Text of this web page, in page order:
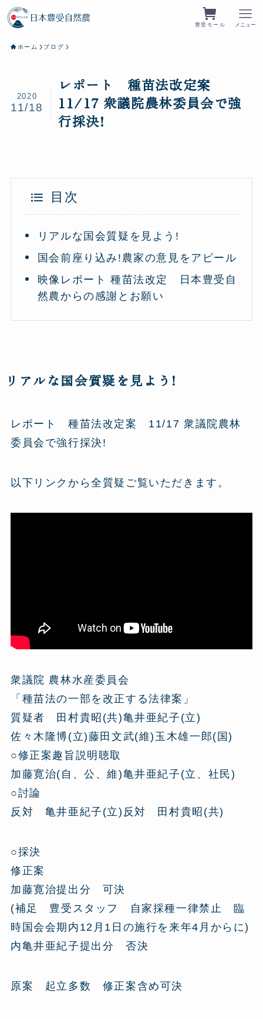
豊受モール メニュー
ホーム ブログ
レポート 種苗法改定案
11/17 衆議院農林委員会で強
行採決!
2020
11/18
目次
リアルな国会質疑を見よう!
国会前座り込み!農家の意見をアピール
映像レポート 種苗法改定 日本豊受自
然農からの感謝とお願い
リアルな国会質疑を見よう!
レポート 種苗法改定案 11/17 衆議院農林
委員会で強行採決!
以下リンクから全質疑ご覧いただきます。
衆議院 農林水産委員会
「種苗法の一部を改正する法律案」
質疑者 田村貴昭(共)亀井亜紀子(立)
佐々木隆博(立)藤田文武(維)玉木雄一郎(国)
○修正案趣旨説明聴取
加藤寛治(自、公、維)亀井亜紀子(立、社民)
○討論
反対 亀井亜紀子(立)反対 田村貴昭(共)
○採決
修正案
加藤寛治提出分 可決
(補足 豊受スタッフ 自家採種一律禁止 臨
時国会会期内12月1日の施行を来年4月からに)
内亀井亜紀子提出分 否決
原案 起立多数 修正案含め可決